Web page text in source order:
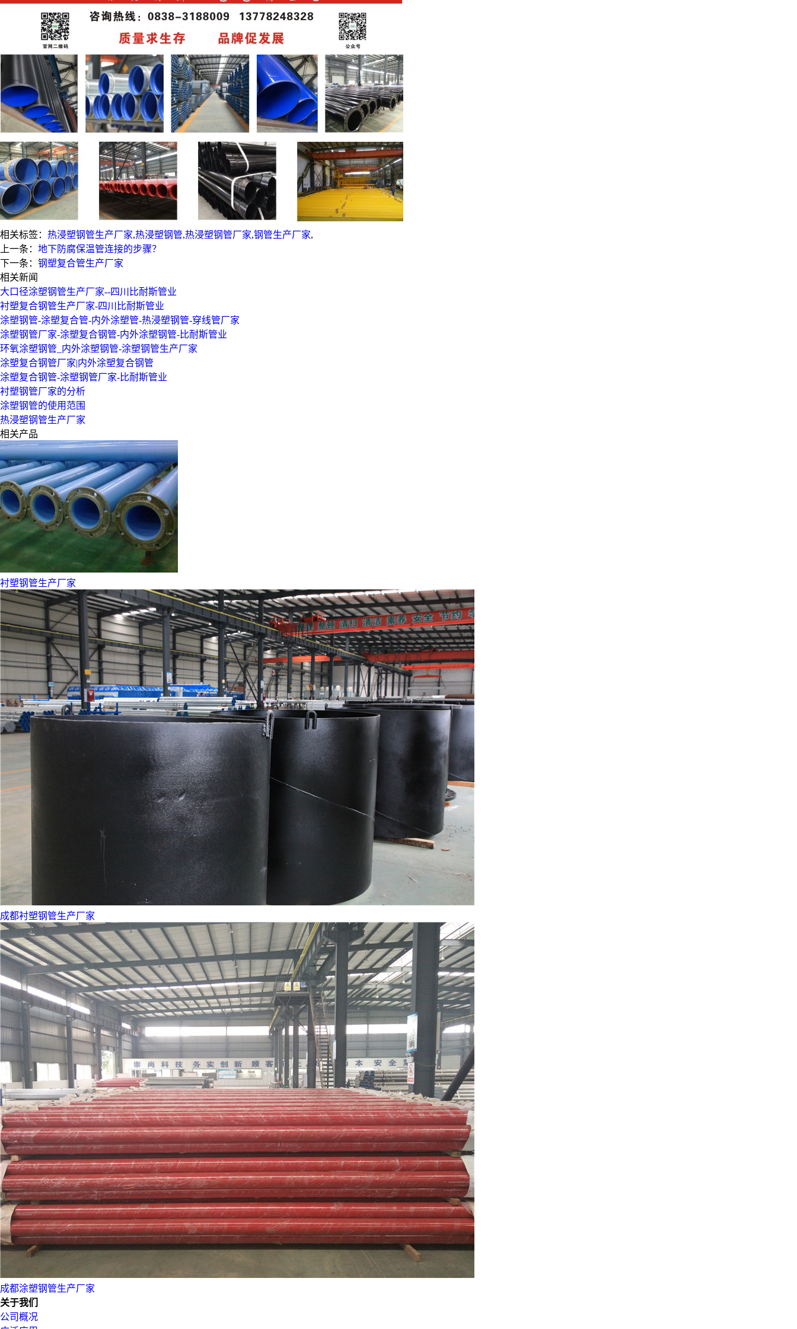
相关标签： 热浸塑钢管生产厂家,热浸塑钢管,热浸塑钢管厂家,钢管生产厂家,
上一条： 地下防腐保温管连接的步骤？
下一条： 钢塑复合管生产厂家
相关新闻
大口径涂塑钢管生产厂家--四川比耐斯管业
衬塑复合钢管生产厂家-四川比耐斯管业
涂塑钢管-涂塑复合管-内外涂塑管-热浸塑钢管-穿线管厂家
涂塑钢管厂家-涂塑复合钢管-内外涂塑钢管-比耐斯管业
环氧涂塑钢管_内外涂塑钢管-涂塑钢管生产厂家
涂塑复合钢管厂家|内外涂塑复合钢管
涂塑复合钢管-涂塑钢管厂家-比耐斯管业
衬塑钢管厂家的分析
涂塑钢管的使用范围
热浸塑钢管生产厂家
相关产品
衬塑钢管生产厂家
成都衬塑钢管生产厂家
成都涂塑钢管生产厂家
关于我们
公司概况